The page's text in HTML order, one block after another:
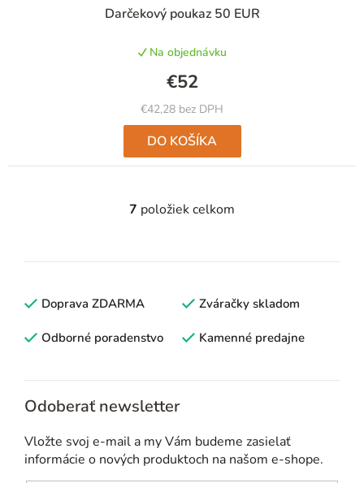
Darčekový poukaz 50 EUR
Na objednávku
€42,28 bez DPH
€52
DO KOŠÍKA
O
l
d
a
c
k
y
7 položiek celkom
Doprava ZDARMA Zváračky skladom
Odborné poradenstvo Kamenné predajne
Odoberať newsletter
Vložte svoj e-mail a my Vám budeme zasielať
informácie o nových produktoch na našom e-shope.